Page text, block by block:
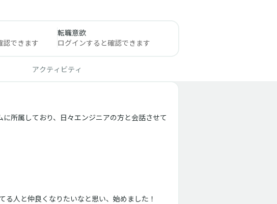
認できます
転職意欲
ログインすると確認できます
アクティビティ
所属しており、日々エンジニアの方と会話させて
人と仲良くなりたいなと思い、始めました！